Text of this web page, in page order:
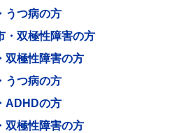
うつ病の方
双極性障害の方
極性障害の方
うつ病の方
ADHDの方
極性障害の方